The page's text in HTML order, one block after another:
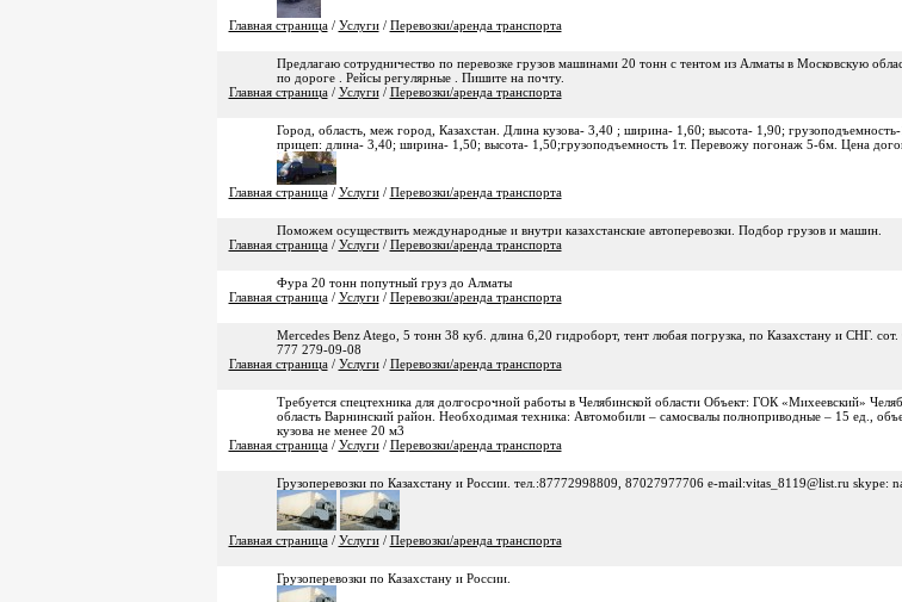
Главная страница/ Услуги/ Перевозки/аренда транспорта
Предлагаю сотрудничество по перевозке грузов машинами 20 тонн с тентом из Алматы в Московскую
по дороге . Рейсы регулярные . Пишите на почту.
Главная страница/ Услуги/ Перевозки/аренда транспорта
Город, область, меж город, Казахстан. Длина кузова- 3,40 ; ширина- 1,60; высота- 1,90;
прицеп: длина- 3,40; ширина- 1,50; высота- 1,50;грузоподъемность 1т. Перевожу погонаж 5-6м. Цена
Главная страница/ Услуги/ Перевозки/аренда транспорта
Поможем осуществить международные и внутри казахстанские автоперевозки. Подбор грузов и машин.
Главная страница/ Услуги/ Перевозки/аренда транспорта
Фура 20 тонн попутный груз до Алматы
Главная страница/ Услуги/ Перевозки/аренда транспорта
Mercedes Benz Atego, 5 тонн 38 куб. длина 6,20 гидроборт, тент любая погрузка, по Казахстану и СНГ. сот.
777 279-09-08
Главная страница/ Услуги/ Перевозки/аренда транспорта
Требуется спецтехника для долгосрочной работы в Челябинской области Объект: ГОК «Михеевский»
область Варнинский район. Необходимая техника: Автомобили – самосвалы полноприводные – 15 ед.,
кузова не менее 20 м3
Главная страница/ Услуги/ Перевозки/аренда транспорта
Грузоперевозки по Казахстану и России. тел.:87772998809, 87027977706 e-mail:vitas_8119@list.ru skype:
Главная страница/ Услуги/ Перевозки/аренда транспорта
Грузоперевозки по Казахстану и России.